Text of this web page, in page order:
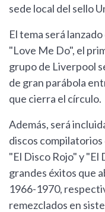
sede local del sello
El tema será
"Love Me Do", el
grupo de Liverpool
de gran parábola
que cierra el círculo.
Además, será
discos
"El Disco Rojo" y "El
grandes éxitos que
1966-1970,
remezclados en